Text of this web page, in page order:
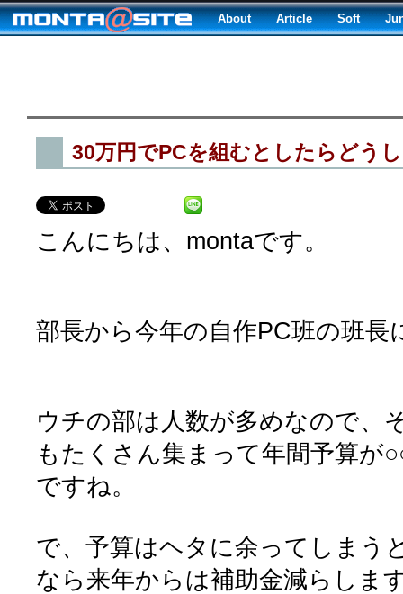
About Article Soft
30万円でPCを組むとしたらどう
こんにちは、montaです。
部長から今年の自作PC班の班
ウチの部は人数が多めなので、
もたくさん集まって年間予算が
ですね。
で、予算はヘタに余ってしまう
なら来年からは補助金減らしま